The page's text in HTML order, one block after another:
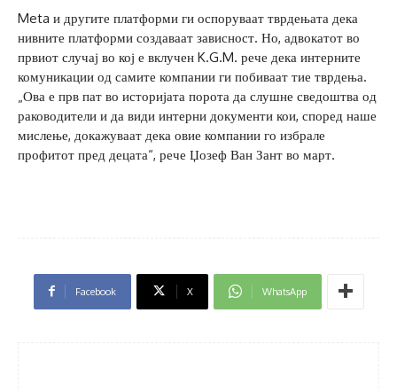
Meta и другите платформи ги оспоруваат тврдењата дека
нивните платформи создаваат зависност. Но, адвокатот во
првиот случај во кој е вклучен K.G.M. рече дека интерните
комуникации од самите компании ги побиваат тие тврдења.
„Ова е прв пат во историјата порота да слушне сведоштва од
раководители и да види интерни документи кои, според наше
мислење, докажуваат дека овие компании го избрале
профитот пред децата“, рече Џозеф Ван Зант во март.
Facebook X WhatsApp